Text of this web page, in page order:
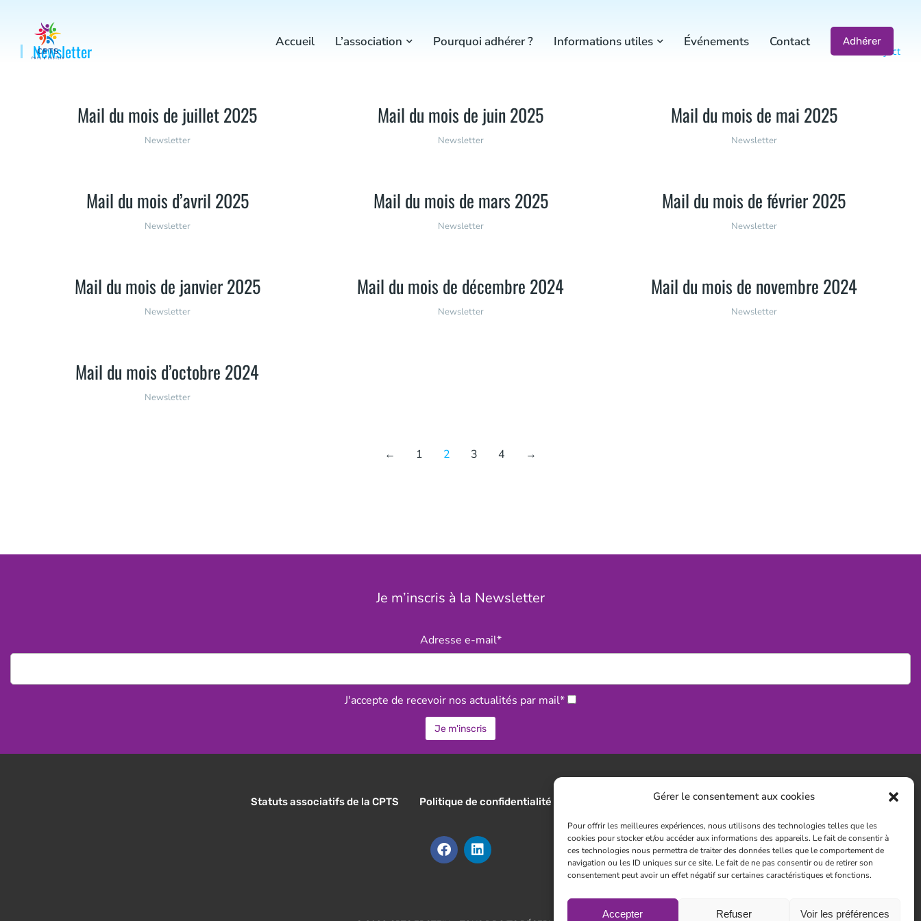
Gérer le consentement aux cookies
Pour offrir les meilleures expériences, nous utilisons des technologies telles que les
cookies pour stocker et/ou accéder aux informations des appareils. Le fait de consentir à
ces technologies nous permettra de traiter des données telles que le comportement de
navigation ou les ID uniques sur ce site. Le fait de ne pas consentir ou de retirer son
consentement peut avoir un effet négatif sur certaines caractéristiques et fonctions.
Accepter Refuser Voir les préférences
Accueil L’association Pourquoi adhérer ? Informations utiles Événements Contact Adhérer
Newsletter Project
Mail du mois de juillet 2025
Newsletter
Mail du mois de juin 2025
Newsletter
Mail du mois de mai 2025
Newsletter
Mail du mois d’avril 2025
Newsletter
Mail du mois de mars 2025
Newsletter
Mail du mois de février 2025
Newsletter
Mail du mois de janvier 2025
Newsletter
Mail du mois de décembre 2024
Newsletter
Mail du mois de novembre 2024
Newsletter
Mail du mois d’octobre 2024
Newsletter
← 1 2 3 4 →
Je m’inscris à la Newsletter
Adresse e-mail*
J'accepte de recevoir nos actualités par mail*
Statuts associatifs de la CPTS Politique de confidentialité Règlement intérieur